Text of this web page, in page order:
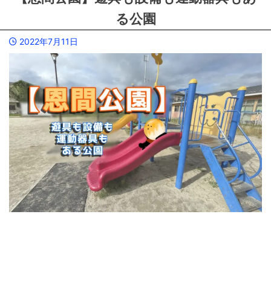
る公園
2022年7月11日